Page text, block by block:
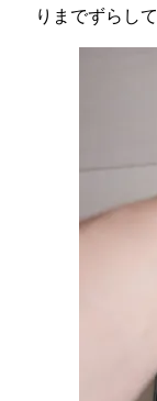
りまでずらし